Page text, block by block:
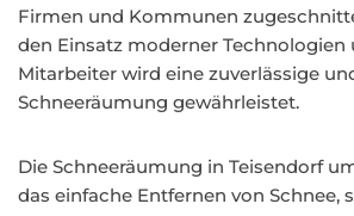
Firmen und Kommunen
den Einsatz moderner
Mitarbeiter wird eine zuverlässige
Schneeräumung gewährleistet.
Die Schneeräumung in Teisendorf
das einfache Entfernen von Schnee,